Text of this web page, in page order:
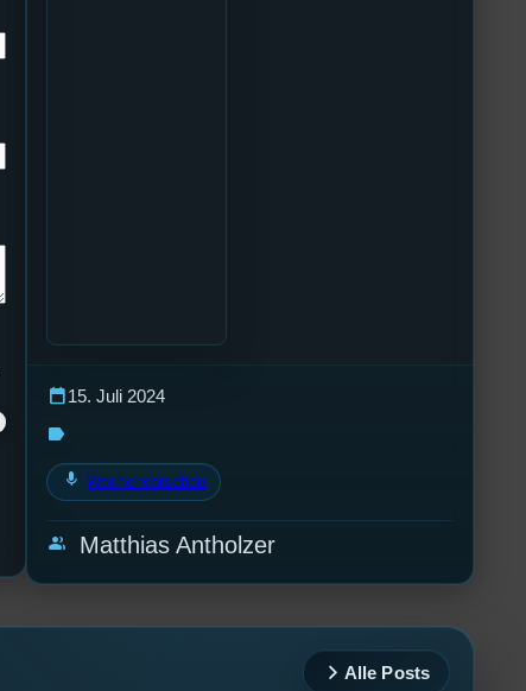
calendar_today15. Juli 2024
label
mic Wochenvorschau
group Matthias Antholzer
Alle Posts